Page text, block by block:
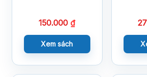
150.000₫
Xem sách